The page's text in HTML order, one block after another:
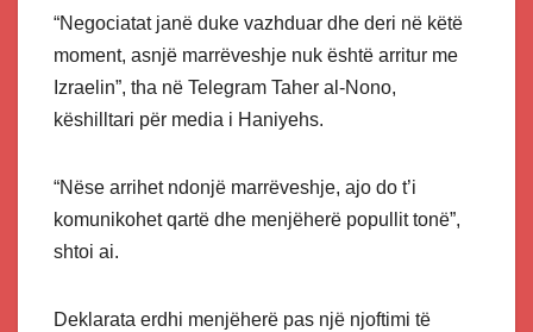
“Negociatat janë duke vazhduar dhe deri në këtë
moment, asnjë marrëveshje nuk është arritur me
Izraelin”, tha në Telegram Taher al-Nono,
këshilltari për media i Haniyehs.
“Nëse arrihet ndonjë marrëveshje, ajo do t’i
komunikohet qartë dhe menjëherë popullit tonë”,
shtoi ai.
Deklarata erdhi menjëherë pas një njoftimi të